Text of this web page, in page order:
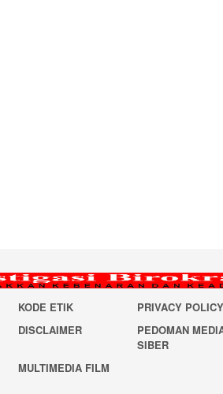
KODE ETIK
PRIVACY POLICY
DISCLAIMER
PEDOMAN
SIBER
MULTIMEDIA FILM